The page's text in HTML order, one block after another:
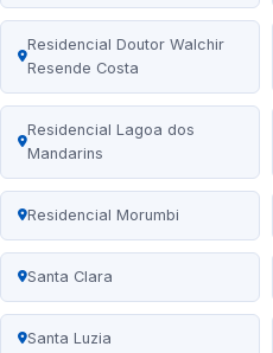
Residencial Doutor Walchir
Resende Costa
Residencial Lagoa dos
Mandarins
Residencial Morumbi
Santa Clara
Santa Luzia